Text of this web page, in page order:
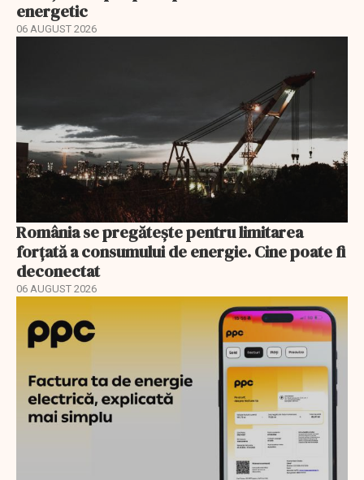
energetic
06 AUGUST 2026
România se pregătește pentru limitarea
forțată a consumului de energie. Cine poate fi
deconectat
06 AUGUST 2026